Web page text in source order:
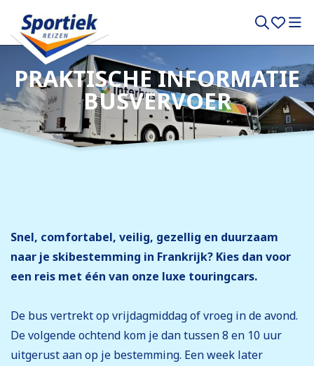
PRAKTISCHE INFORMATIE
BUSVERVOER
Snel, comfortabel, veilig, gezellig en duurzaam
naar je skibestemming in Frankrijk? Kies dan voor
een reis met één van onze luxe touringcars.
De bus vertrekt op vrijdagmiddag of vroeg in de avond.
De volgende ochtend kom je dan tussen 8 en 10 uur
uitgerust aan op je bestemming. Een week later